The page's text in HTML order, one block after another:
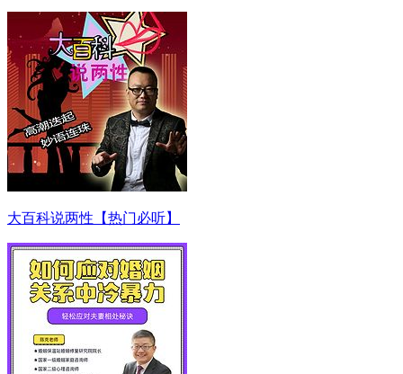
大百科说两性【热门必听】